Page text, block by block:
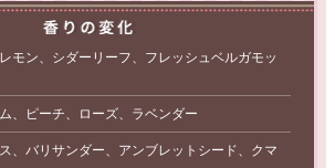
モン、シダーリーフ、フレッシュベルガモッ
、ピーチ、ローズ、ラベンダー
、バリサンダー、アンブレットシード、クマ